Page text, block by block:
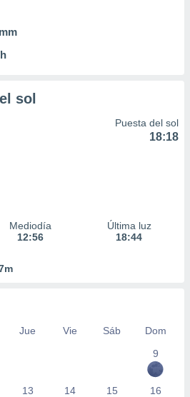
sol
Puesta del sol
18:18
Mediodía
12:56
Última luz
18:44
Jue Vie Sáb
Dom
9
13 14 15 16